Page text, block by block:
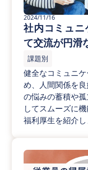
2024/11/16
社内コミュ
て交流が円滑
課題別
健全なコミュニ
め、人間関係を
の悩みの蓄積や
してスムーズに
福利厚生を紹介し